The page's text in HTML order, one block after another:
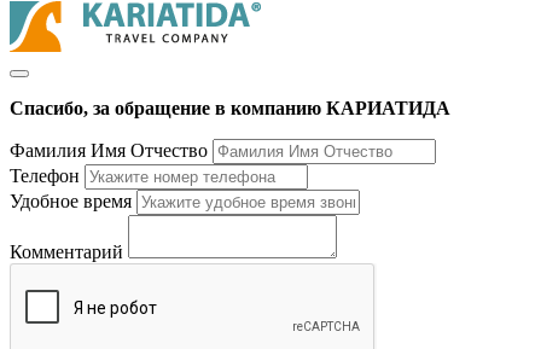
Спасибо, за обращение в компанию КАРИАТИДА
Фамилия Имя Отчество
Телефон
Удобное время
Комментарий